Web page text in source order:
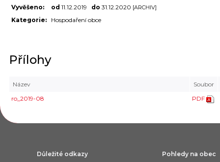
Vyvěšeno: od 11.12.2019 do 31.12.2020 [ARCHIV]
Kategorie: Hospodaření obce
Přílohy
Název
Soubor
ro_2019-08
PDF
Důležité odkazy Pohledy na obec